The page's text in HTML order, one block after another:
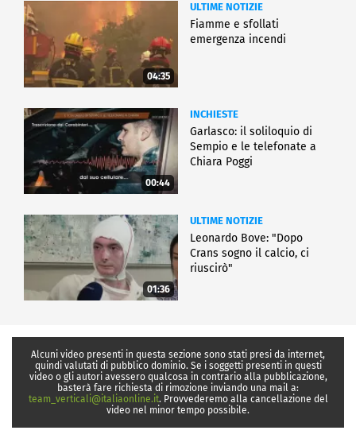
04:35
ULTIME NOTIZIE
Fiamme e sfollati
emergenza incendi
00:44
INCHIESTE
Garlasco: il soliloquio di
Sempio e le telefonate a
Chiara Poggi
01:36
ULTIME NOTIZIE
Leonardo Bove: "Dopo
Crans sogno il calcio, ci
riuscirò"
Alcuni video presenti in questa sezione sono stati presi da internet,
quindi valutati di pubblico dominio. Se i soggetti presenti in questi
video o gli autori avessero qualcosa in contrario alla pubblicazione,
basterà fare richiesta di rimozione inviando una mail a:
team_verticali@italiaonline.it. Provvederemo alla cancellazione del
video nel minor tempo possibile.